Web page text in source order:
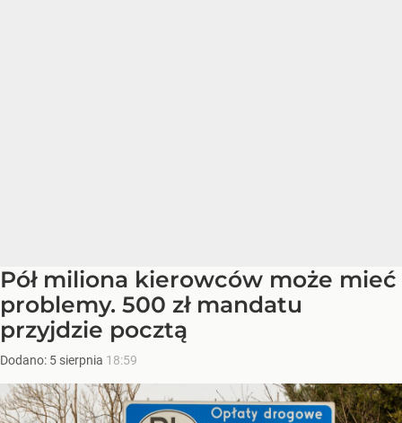
Pół miliona kierowców może mieć
problemy. 500 zł mandatu
przyjdzie pocztą
Dodano: 5 sierpnia 18:59